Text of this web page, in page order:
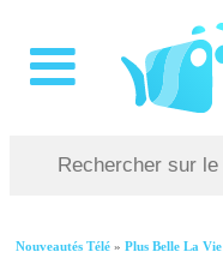
Nouveautés Télé »Plus Belle La Vie